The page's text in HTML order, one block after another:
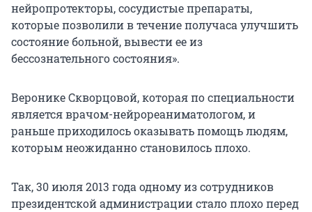
нейропротекторы, сосудистые препараты,
которые позволили в течение получаса улучшить
состояние больной, вывести ее из
бессознательного состояния».
Веронике Скворцовой, которая по специальности
является врачом-нейрореаниматологом, и
раньше приходилось оказывать помощь людям,
которым неожиданно становилось плохо.
Так, 30 июля 2013 года одному из сотрудников
президентской администрации стало плохо перед